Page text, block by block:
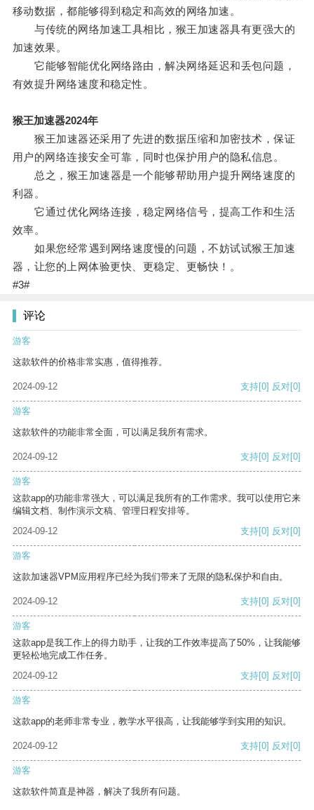
移动数据，都能够得到稳定和高效的网络加速。
与传统的网络加速工具相比，猴王加速器具有更强大的
加速效果。
它能够智能优化网络路由，解决网络延迟和丢包问题，
有效提升网络速度和稳定性。
猴王加速器2024年
猴王加速器还采用了先进的数据压缩和加密技术，保证
用户的网络连接安全可靠，同时也保护用户的隐私信息。
总之，猴王加速器是一个能够帮助用户提升网络速度的
利器。
它通过优化网络连接，稳定网络信号，提高工作和生活
效率。
如果您经常遇到网络速度慢的问题，不妨试试猴王加速
器，让您的上网体验更快、更稳定、更畅快！。
#3#
评论
游客
这款软件的价格非常实惠，值得推荐。
2024-09-12 支持[0] 反对[0]
游客
这款软件的功能非常全面，可以满足我所有需求。
2024-09-12 支持[0] 反对[0]
游客
这款app的功能非常强大，可以满足我所有的工作需求。我可以使用它来
编辑文档、制作演示文稿、管理日程安排等。
2024-09-12
支持[0] 反对[0]
游客
这款加速器VPM应用程序已经为我们带来了无限的隐私保护和自由。
2024-09-12 支持[0] 反对[0]
游客
这款app是我工作上的得力助手，让我的工作效率提高了50%，让我能够
更轻松地完成工作任务。
2024-09-12
支持[0] 反对[0]
游客
这款app的老师非常专业，教学水平很高，让我能够学到实用的知识。
2024-09-12 支持[0] 反对[0]
游客
这款软件简直是神器，解决了我所有问题。